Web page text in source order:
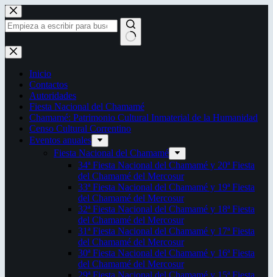
Saltar
al
contenido
Sin
resultados
Inicio
Contactos
Autoridades
Fiesta Nacional del Chamamé
Chamamé: Patrimonio Cultural Inmaterial de la Humanidad
Censo Cultural Correntino
Eventos anuales
Fiesta Nacional del Chamamé
34ª Fiesta Nacional del Chamamé y 20ª Fiesta
del Chamamé del Mercosur
33ª Fiesta Nacional del Chamamé y 19ª Fiesta
del Chamamé del Mercosur
32ª Fiesta Nacional del Chamamé y 18ª Fiesta
del Chamamé del Mercosur
31ª Fiesta Nacional del Chamamé y 17ª Fiesta
del Chamamé del Mercosur
30ª Fiesta Nacional del Chamamé y 16ª Fiesta
del Chamamé del Mercosur
29ª Fiesta Nacional del Chamamé y 15ª Fiesta